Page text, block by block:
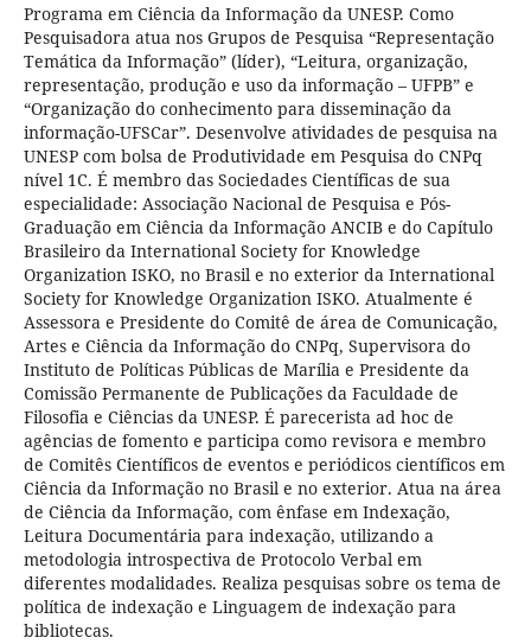
Programa em Ciência da Informação da UNESP. Como
Pesquisadora atua nos Grupos de Pesquisa “Representação
Temática da Informação” (líder), “Leitura, organização,
representação, produção e uso da informação – UFPB” e
“Organização do conhecimento para disseminação da
informação-UFSCar”. Desenvolve atividades de pesquisa na
UNESP com bolsa de Produtividade em Pesquisa do CNPq
nível 1C. É membro das Sociedades Científicas de sua
especialidade: Associação Nacional de Pesquisa e Pós-
Graduação em Ciência da Informação ANCIB e do Capítulo
Brasileiro da International Society for Knowledge
Organization ISKO, no Brasil e no exterior da International
Society for Knowledge Organization ISKO. Atualmente é
Assessora e Presidente do Comitê de área de Comunicação,
Artes e Ciência da Informação do CNPq, Supervisora do
Instituto de Políticas Públicas de Marília e Presidente da
Comissão Permanente de Publicações da Faculdade de
Filosofia e Ciências da UNESP. É parecerista ad hoc de
agências de fomento e participa como revisora e membro
de Comitês Científicos de eventos e periódicos científicos em
Ciência da Informação no Brasil e no exterior. Atua na área
de Ciência da Informação, com ênfase em Indexação,
Leitura Documentária para indexação, utilizando a
metodologia introspectiva de Protocolo Verbal em
diferentes modalidades. Realiza pesquisas sobre os tema de
política de indexação e Linguagem de indexação para
bibliotecas.